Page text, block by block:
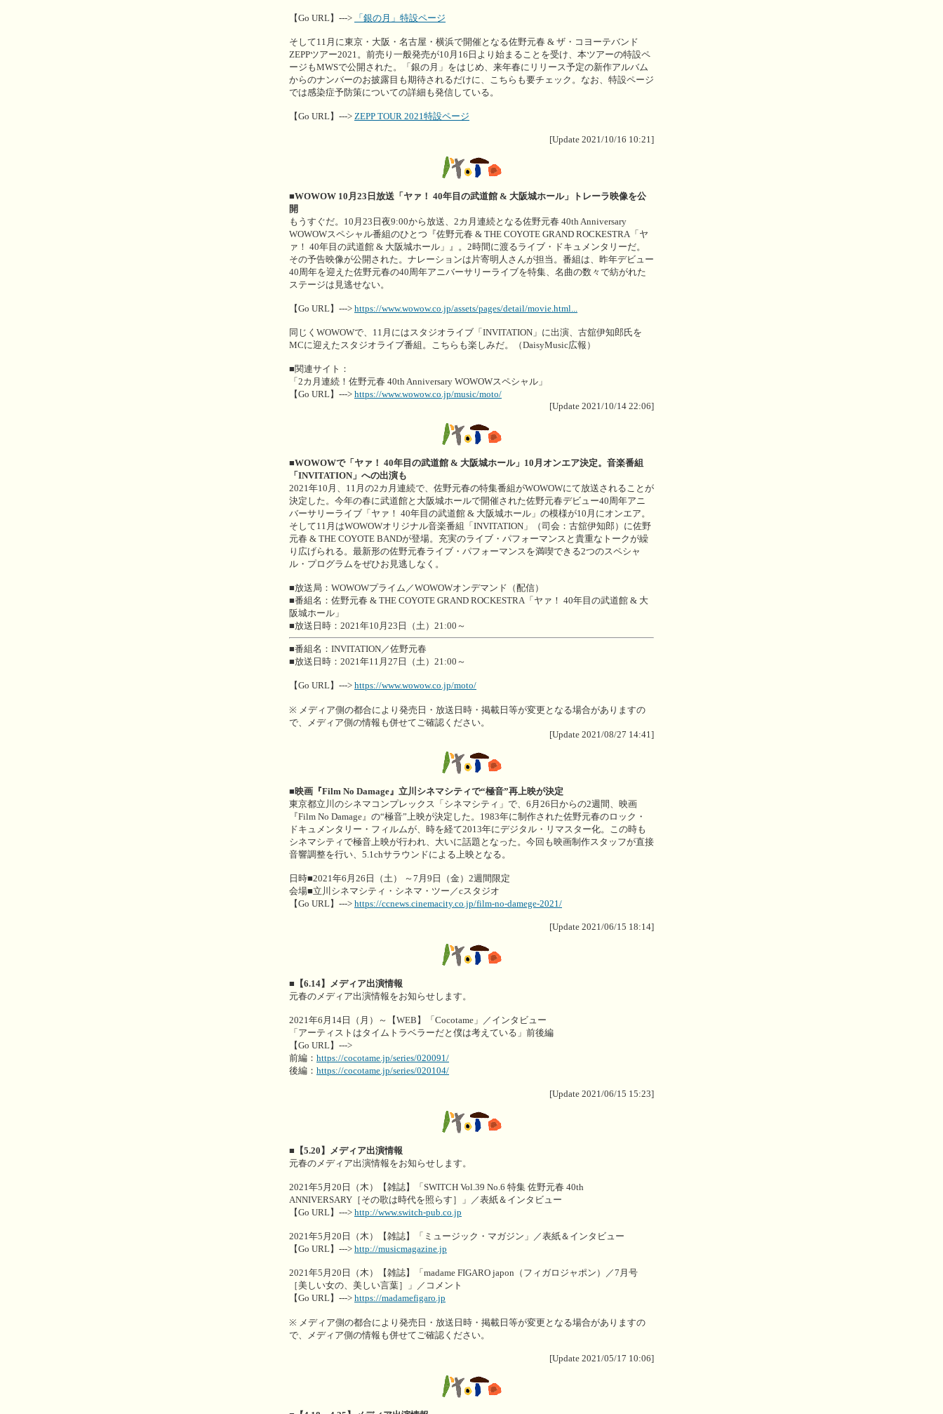
【Go URL】---> 「銀の月」特設ページ
そして11月に東京・大阪・名古屋・横浜で開催となる佐野元春 & ザ・コヨーテバンド
ZEPPツアー2021。前売り一般発売が10月16日より始まることを受け、本ツアーの特設ペ
ージもMWSで公開された。「銀の月」をはじめ、来年春にリリース予定の新作アルバム
からのナンバーのお披露目も期待されるだけに、こちらも要チェック。なお、特設ページ
では感染症予防策についての詳細も発信している。
【Go URL】---> ZEPP TOUR 2021特設ページ
[Update 2021/10/16 10:21]
■WOWOW 10月23日放送「ヤァ！ 40年目の武道館 & 大阪城ホール」トレーラ映像を公
開
もうすぐだ。10月23日夜9:00から放送、2カ月連続となる佐野元春 40th Anniversary
WOWOWスペシャル番組のひとつ『佐野元春 & THE COYOTE GRAND ROCKESTRA「ヤ
ァ！ 40年目の武道館 & 大阪城ホール」』。2時間に渡るライブ・ドキュメンタリーだ。
その予告映像が公開された。ナレーションは片寄明人さんが担当。番組は、昨年デビュー
40周年を迎えた佐野元春の40周年アニバーサリーライブを特集、名曲の数々で紡がれた
ステージは見逃せない。
【Go URL】---> https://www.wowow.co.jp/assets/pages/detail/movie.html...
同じくWOWOWで、11月にはスタジオライブ「INVITATION」に出演、古舘伊知郎氏を
MCに迎えたスタジオライブ番組。こちらも楽しみだ。（DaisyMusic広報）
■関連サイト：
「2カ月連続！佐野元春 40th Anniversary WOWOWスペシャル」
【Go URL】---> https://www.wowow.co.jp/music/moto/
[Update 2021/10/14 22:06]
■WOWOWで「ヤァ！ 40年目の武道館 & 大阪城ホール」10月オンエア決定。音楽番組
「INVITATION」への出演も
2021年10月、11月の2カ月連続で、佐野元春の特集番組がWOWOWにて放送されることが
決定した。今年の春に武道館と大阪城ホールで開催された佐野元春デビュー40周年アニ
バーサリーライブ「ヤァ！ 40年目の武道館 & 大阪城ホール」の模様が10月にオンエア。
そして11月はWOWOWオリジナル音楽番組「INVITATION」（司会：古舘伊知郎）に佐野
元春 & THE COYOTE BANDが登場。充実のライブ・パフォーマンスと貴重なトークが繰
り広げられる。最新形の佐野元春ライブ・パフォーマンスを満喫できる2つのスペシャ
ル・プログラムをぜひお見逃しなく。
■放送局：WOWOWプライム／WOWOWオンデマンド（配信）
■番組名：佐野元春 & THE COYOTE GRAND ROCKESTRA「ヤァ！ 40年目の武道館 & 大
阪城ホール」
■放送日時：2021年10月23日（土）21:00～
■番組名：INVITATION／佐野元春
■放送日時：2021年11月27日（土）21:00～
【Go URL】---> https://www.wowow.co.jp/moto/
※ メディア側の都合により発売日・放送日時・掲載日等が変更となる場合がありますの
で、メディア側の情報も併せてご確認ください。
[Update 2021/08/27 14:41]
■映画『Film No Damage』立川シネマシティで“極音”再上映が決定
東京都立川のシネマコンプレックス「シネマシティ」で、6月26日からの2週間、映画
『Film No Damage』の“極音”上映が決定した。1983年に制作された佐野元春のロック・
ドキュメンタリー・フィルムが、時を経て2013年にデジタル・リマスター化。この時も
シネマシティで極音上映が行われ、大いに話題となった。今回も映画制作スタッフが直接
音響調整を行い、5.1chサラウンドによる上映となる。
日時■2021年6月26日（土） ～7月9日（金）2週間限定
会場■立川シネマシティ・シネマ・ツー／cスタジオ
【Go URL】---> https://ccnews.cinemacity.co.jp/film-no-damege-2021/
[Update 2021/06/15 18:14]
■【6.14】メディア出演情報
元春のメディア出演情報をお知らせします。
2021年6月14日（月）～【WEB】「Cocotame」／インタビュー
「アーティストはタイムトラベラーだと僕は考えている」前後編
【Go URL】--->
前編： https://cocotame.jp/series/020091/
後編： https://cocotame.jp/series/020104/
[Update 2021/06/15 15:23]
■【5.20】メディア出演情報
元春のメディア出演情報をお知らせします。
2021年5月20日（木）【雑誌】「SWITCH Vol.39 No.6 特集 佐野元春 40th
ANNIVERSARY［その歌は時代を照らす］」／表紙＆インタビュー
【Go URL】---> http://www.switch-pub.co.jp
2021年5月20日（木）【雑誌】「ミュージック・マガジン」／表紙＆インタビュー
【Go URL】---> http://musicmagazine.jp
2021年5月20日（木）【雑誌】「madame FIGARO japon（フィガロジャポン）／7月号
［美しい女の、美しい言葉］」／コメント
【Go URL】---> https://madamefigaro.jp
※ メディア側の都合により発売日・放送日時・掲載日等が変更となる場合がありますの
で、メディア側の情報も併せてご確認ください。
[Update 2021/05/17 10:06]